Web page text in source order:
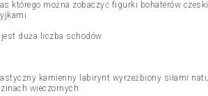
którego można zobaczyć figurki bohaterów
duża liczba schodów.
kamienny labirynt wyrzeźbiony siłami
wieczornych.